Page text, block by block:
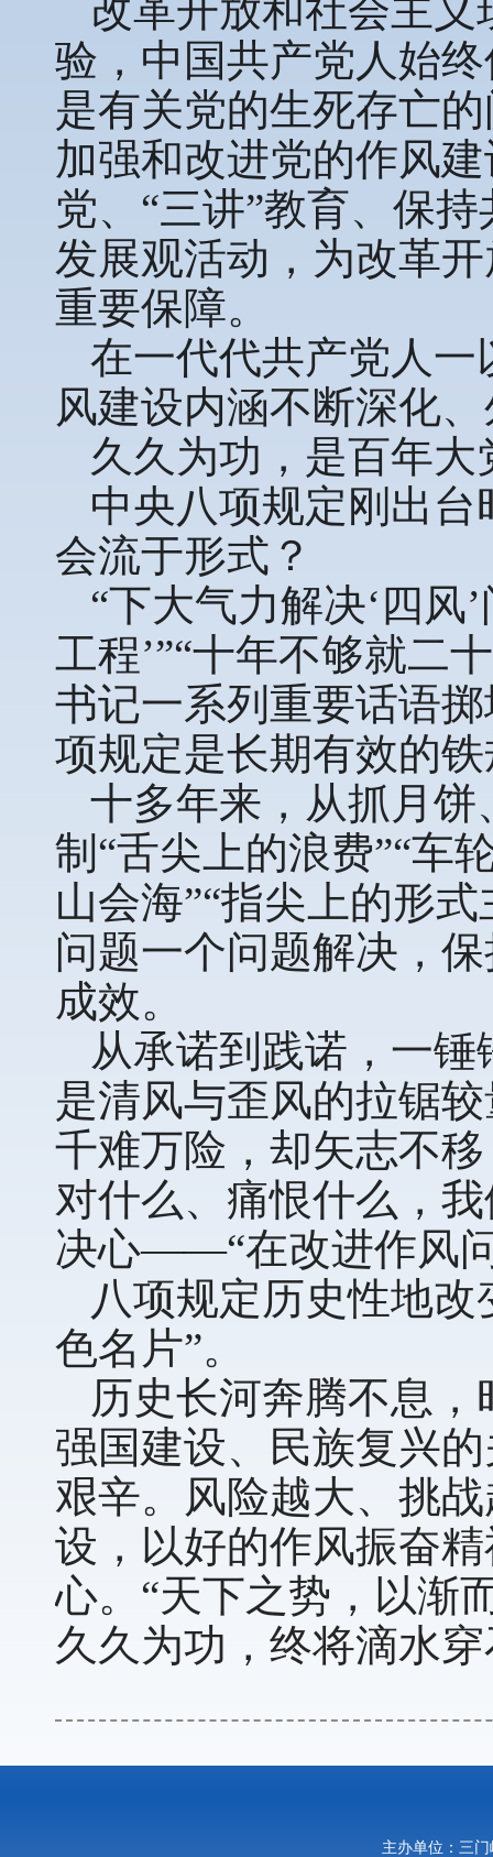
改革开放和社会主
验，中国共产党人始
是有关党的生死存亡
加强和改进党的作风
党、“三讲”教育、保
发展观活动，为改革
重要保障。
在一代代共产党人
风建设内涵不断深化
久久为功，是百年
中央八项规定刚出
会流于形式？
“下大气力解决‘四风
工程’”“十年不够就
书记一系列重要话语
项规定是长期有效的
十多年来，从抓月
制“舌尖上的浪费”“车
山会海”“指尖上的形
问题一个问题解决，
成效。
从承诺到践诺，一
是清风与歪风的拉锯
千难万险，却矢志不
对什么、痛恨什么，
决心——“在改进作风
八项规定历史性地
色名片”。
历史长河奔腾不息
强国建设、民族复兴
艰辛。风险越大、挑
设，以好的作风振奋
心。“天下之势，以渐
久久为功，终将滴水
主办单位：三